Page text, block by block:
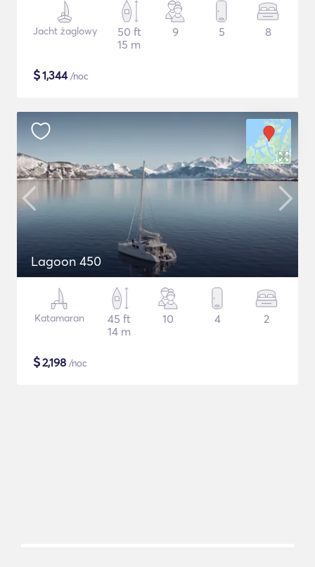
Jacht żaglowy
50 ft
15 m
9 5 8
$1,344/noc
Lagoon 450
Katamaran
45 ft
14 m
10 4 2
$2,198 /noc